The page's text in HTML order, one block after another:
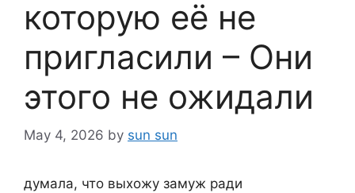
которую её не
пригласили – Они
этого не ожидали
May 4, 2026 by sun sun
думала, что выхожу замуж ради